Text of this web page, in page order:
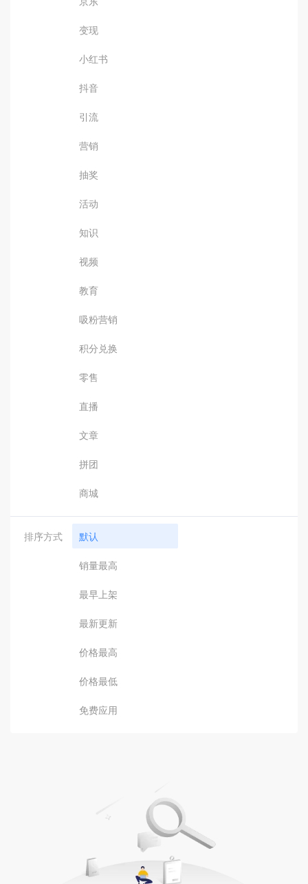
变现
小红书
抖音
引流
营销
抽奖
活动
知识
视频
教育
吸粉营销
积分兑换
零售
直播
文章
拼团
商城
排序方式 默认
销量最高
最早上架
最新更新
价格最高
价格最低
免费应用